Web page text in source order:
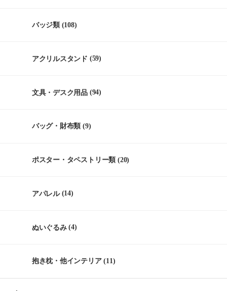
バッジ類(108)
アクリルスタンド (59)
文具・デスク用品 (94)
バッグ・財布類 (9)
ポスター・タペストリー類 (20)
アパレル(14)
ぬいぐるみ(4)
抱き枕・他インテリア(11)